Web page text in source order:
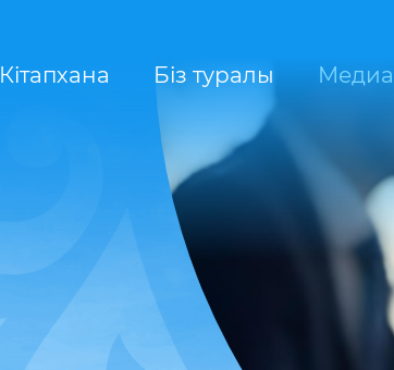
Кітапхана Біз туралы Медиа